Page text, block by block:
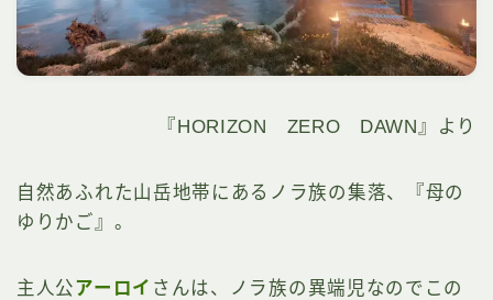
『HORIZON ZERO DAWN』より
自然あふれた山岳地帯にあるノラ族の集落、『母の
ゆりかご』。
主人公アーロイ さんは、ノラ族の異端児なのでこの